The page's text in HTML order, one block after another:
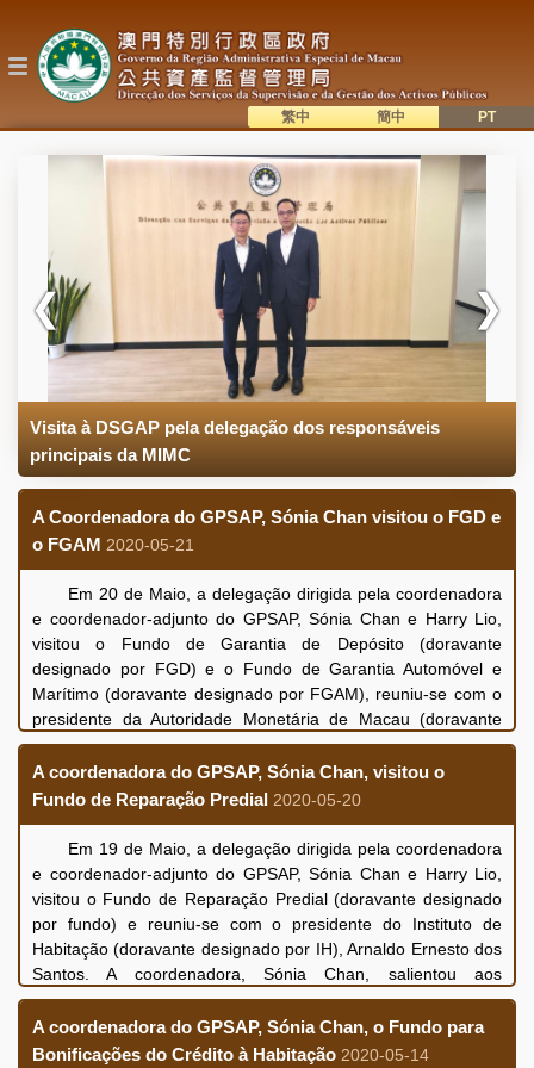
o
conteúdo
語系切換
Visita à DSGAP pela delegação dos responsáveis
principais da MIMC
A Coordenadora do GPSAP, Sónia Chan visitou o FGD e
o FGAM 2020-05-21
Em 20 de Maio, a delegação dirigida pela coordenadora
e coordenador-adjunto do GPSAP, Sónia Chan e Harry Lio,
visitou o Fundo de Garantia de Depósito (doravante
designado por FGD) e o Fundo de Garantia Automóvel e
Marítimo (doravante designado por FGAM), reuniu-se com o
presidente da Autoridade Monetária de Macau (doravante
designada por AMCM), Chan Sau San e as directoras, Fong
Vai Man e Chan Kuan I. A Coordenadora, Sónia Chan,
apresentou aos participantes da reunião as competências do
bem como o objectivo da realização do sistema de supervisão
centralizado e unificado aos activos públicos.
O presidente da AMCM, Chan Sau San, apresentou
respectivamente a situação do funcionamento dos dois
fundos. o FGAM era anteriormente conhecido como o Fundo
de Garantia Automóvel, que foi estabelecido em Janeiro de
1984, de acordo com as disposições do Decreto-Lei n.º
104/99/M, de 13 de Dezembro (Seguro Obrigatório de
Responsabilidade Civil das Embarcações de Recreio), o
A coordenadora do GPSAP, Sónia Chan, visitou o
Fundo de Reparação Predial 2020-05-20
Em 19 de Maio, a delegação dirigida pela coordenadora
e coordenador-adjunto do GPSAP, Sónia Chan e Harry Lio,
visitou o Fundo de Reparação Predial (doravante designado
por fundo) e reuniu-se com o presidente do Instituto de
Habitação (doravante designado por IH), Arnaldo Ernesto dos
Santos. A coordenadora, Sónia Chan, salientou aos
participantes da reunião que, para criar um sistema de
supervisão unificado dos activos públicos, o GPSAP, na
presente fase, está a visitar os fundos autónomos para
A coordenadora do GPSAP, Sónia Chan, o Fundo para
Bonificações do Crédito à Habitação 2020-05-14